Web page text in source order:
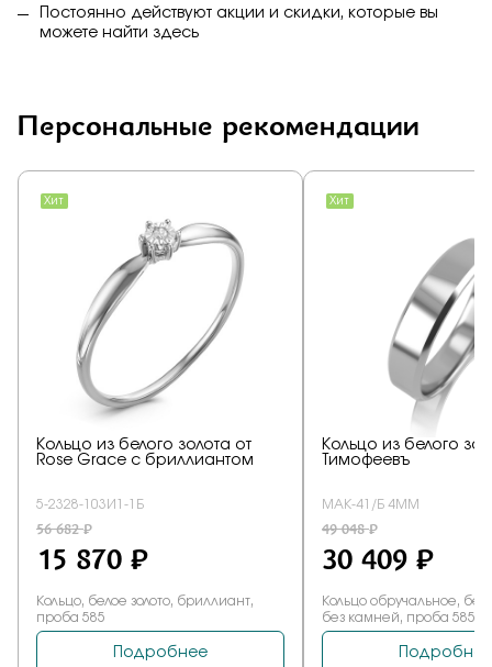
Постоянно действуют акции и скидки, которые вы
можете найти здесь
Персональные рекомендации